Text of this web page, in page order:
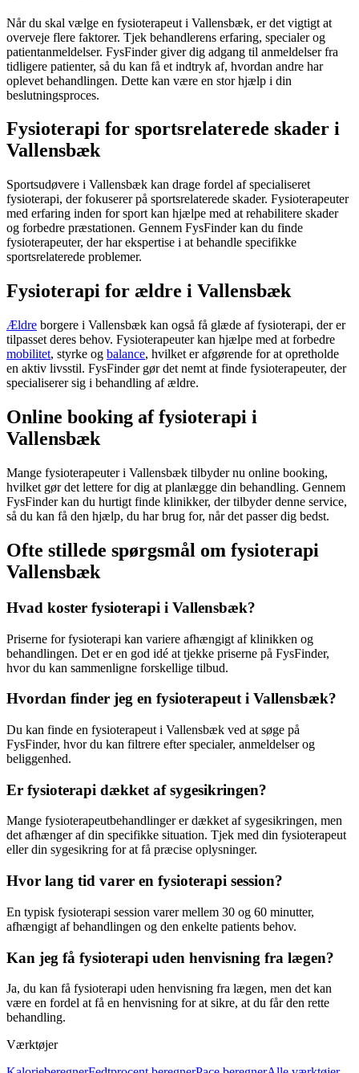
Når du skal vælge en fysioterapeut i Vallensbæk, er det vigtigt at
overveje flere faktorer. Tjek behandlerens erfaring, specialer og
patientanmeldelser. FysFinder giver dig adgang til anmeldelser fra
tidligere patienter, så du kan få et indtryk af, hvordan andre har
oplevet behandlingen. Dette kan være en stor hjælp i din
beslutningsproces.
Fysioterapi for sportsrelaterede skader i
Vallensbæk
Sportsudøvere i Vallensbæk kan drage fordel af specialiseret
fysioterapi, der fokuserer på sportsrelaterede skader. Fysioterapeuter
med erfaring inden for sport kan hjælpe med at rehabilitere skader
og forbedre præstationen. Gennem FysFinder kan du finde
fysioterapeuter, der har ekspertise i at behandle specifikke
sportsrelaterede problemer.
Fysioterapi for ældre i Vallensbæk
Ældre borgere i Vallensbæk kan også få glæde affysioterapi, der er
tilpasset deres behov. Fysioterapeuter kan hjælpe med at forbedre
mobilitet, styrke og balance, hvilket er afgørende for at opretholde
en aktiv livsstil. FysFinder gør det nemt at finde fysioterapeuter, der
specialiserer sig i behandling afældre.
Online booking af fysioterapi i
Vallensbæk
Mange fysioterapeuter i Vallensbæk tilbyder nu online booking,
hvilket gør det lettere for dig at planlægge din behandling. Gennem
FysFinder kan du hurtigt finde klinikker, der tilbyder denne service,
så du kan få den hjælp, du har brug for, når det passer dig bedst.
Ofte stillede spørgsmål om fysioterapi
Vallensbæk
Hvad koster fysioterapi i Vallensbæk?
Priserne forfysioterapi kan variere afhængigt af klinikken og
behandlingen. Det er en god idé at tjekke priserne på FysFinder,
hvor du kan sammenligne forskellige tilbud.
Hvordan finder jeg en fysioterapeut i Vallensbæk?
Du kan finde en fysioterapeut i Vallensbæk ved at søge på
FysFinder, hvor du kan filtrere efter specialer, anmeldelser og
beliggenhed.
Er fysioterapi dækket af sygesikringen?
Mange fysioterapeutbehandlinger er dækket af sygesikringen, men
det afhænger af din specifikke situation. Tjek med din fysioterapeut
eller din sygesikring for at få præcise oplysninger.
Hvor lang tid varer en fysioterapi session?
En typisk fysioterapi session varer mellem 30 og 60 minutter,
afhængigt af behandlingen og den enkelte patients behov.
Kan jeg få fysioterapi uden henvisning fra lægen?
Ja, du kan få fysioterapi uden henvisning fra lægen, men det kan
være en fordel at få en henvisning for at sikre, at du får den rette
behandling.
Værktøjer